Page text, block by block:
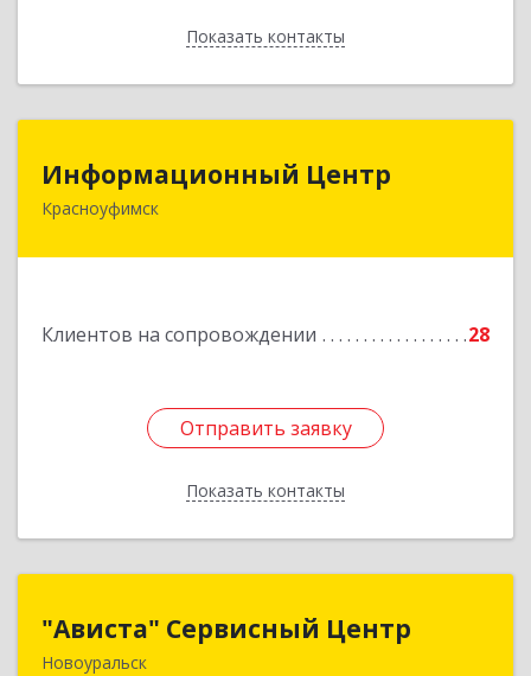
Показать контакты
Назад
Информационный Центр
Красноуфимск
Клиентов на сопровождении 28
Отправить заявку
Показать контакты
Информационный Центр
623300, Свердловская обл, Красноуфимск г,
Отправить заявку
Назад
"Ависта" Сервисный Центр
Новоуральск
"Ависта" Сервисный Центр
624130, Свердловская обл, Новоуральск г,